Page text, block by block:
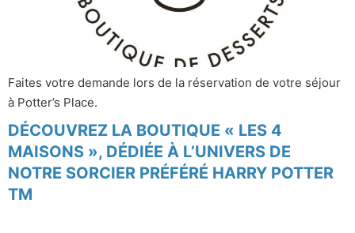
Faites votre demande lors de la réservation de votre séjour
à Potter’s Place.
DÉCOUVREZ LA BOUTIQUE « LES 4
MAISONS », DÉDIÉE À L’UNIVERS DE
NOTRE SORCIER PRÉFÉRÉ HARRY POTTER
TM